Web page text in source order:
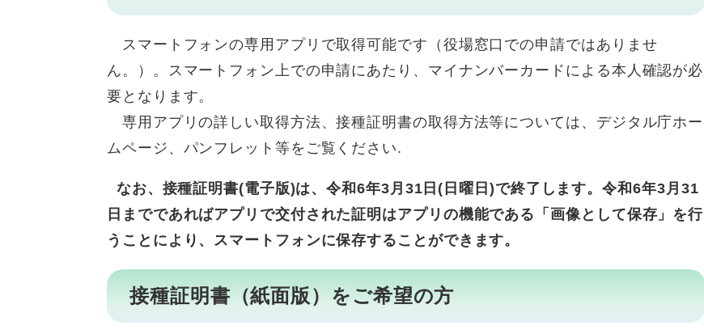
スマートフォンの専用アプリで取得可能です（役場窓口での申請ではありませ
ん。）。スマートフォン上での申請にあたり、マイナンバーカードによる本人確認が必
要となります。
専用アプリの詳しい取得方法、接種証明書の取得方法等については、デジタル庁ホー
ムページ、パンフレット等をご覧ください.
なお、接種証明書(電子版)は、令和6年3月31日(日曜日)で終了します。令和6年3月31
日までであればアプリで交付された証明はアプリの機能である「画像として保存」を行
うことにより、スマートフォンに保存することができます。
接種証明書（紙面版）をご希望の方